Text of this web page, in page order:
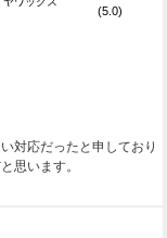
(5.0)
対応だったと申しており
思います。